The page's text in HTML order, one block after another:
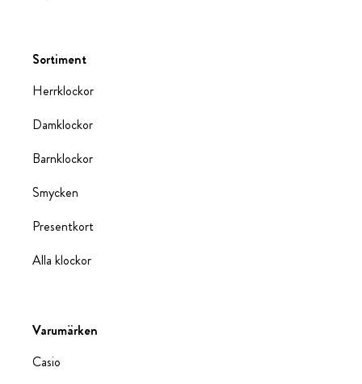
Sortiment
Herrklockor
Damklockor
Barnklockor
Smycken
Presentkort
Alla klockor
Varumärken
Casio